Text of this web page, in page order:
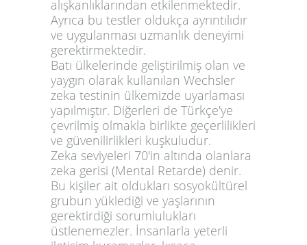
alışkanlıklarından etkilenmektedir.
Ayrıca bu testler oldukça ayrıntılıdır
ve uygulanması uzmanlık deneyimi
gerektirmektedir.
Batı ülkelerinde geliştirilmiş olan ve
yaygın olarak kullanılan Wechsler
zeka testinin ülkemizde uyarlaması
yapılmıştır. Diğerleri de Türkçe'ye
çevrilmiş olmakla birlikte geçerlilikleri
ve güvenilirlikleri kuşkuludur.
Zeka seviyeleri 70'in altında olanlara
zeka gerisi (Mental Retarde) denir.
Bu kişiler ait oldukları sosyokültürel
grubun yüklediği ve yaşlarının
gerektirdiği sorumlulukları
üstlenemezler. İnsanlarla yeterli